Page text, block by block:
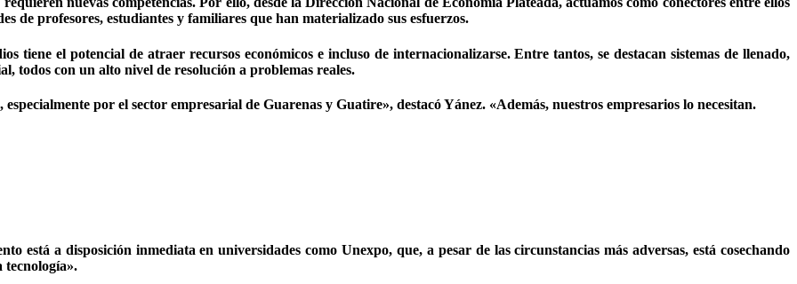
de profesores, estudiantes y familiares que han materializado sus esfuerzos.
tiene el potencial de atraer recursos económicos e incluso de internacionalizarse. Entre tantos, se destacan sistemas de llenado,
todos con un alto nivel de resolución a problemas reales.
por el sector empresarial de Guarenas y Guatire», destacó Yánez. «Además, nuestros empresarios lo necesitan.
está a disposición inmediata en universidades como Unexpo, que, a pesar de las circunstancias más adversas, está cosechando
tecnología».